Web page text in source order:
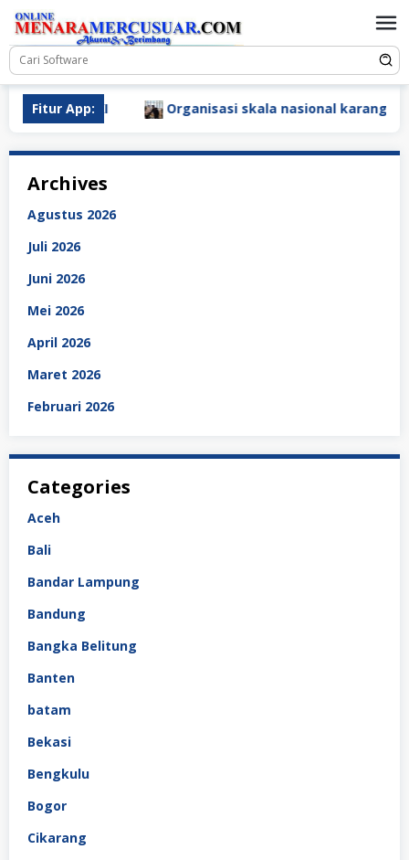
Loncat
konten
Fitur App:
OKI Organisasi skala nasional karang taruna
Archives
Agustus 2026
Juli 2026
Juni 2026
Mei 2026
April 2026
Maret 2026
Februari 2026
Categories
Aceh
Bali
Bandar Lampung
Bandung
Bangka Belitung
Banten
batam
Bekasi
Bengkulu
Bogor
Cikarang